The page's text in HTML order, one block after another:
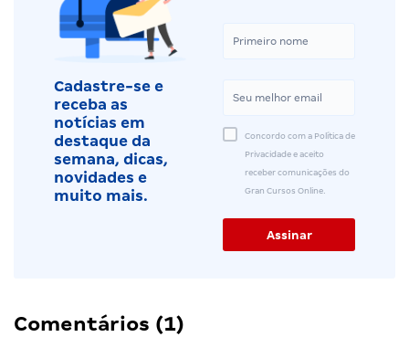
Cadastre-se e
receba as
notícias em
destaque da
semana, dicas,
novidades e
muito mais.
Concordo com a Política de
Privacidade e aceito
receber comunicações do
Gran Cursos Online.
Comentários (1)